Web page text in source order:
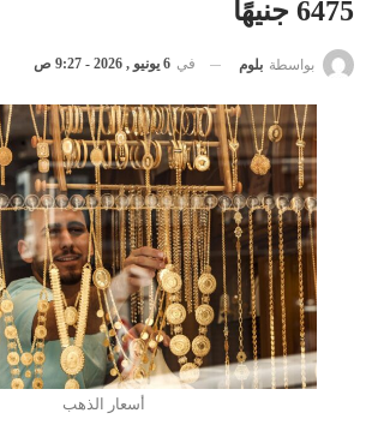
6475 جنيهًا
بواسطة بلوم في 6 يونيو , 2026 - 9:27 ص
أسعار الذهب